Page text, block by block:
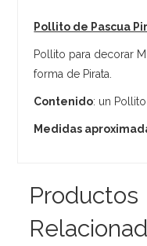
Pollito de Pascua
Pollito para decorar
forma de Pirata.
Contenido: un Pollito
Medidas
Productos